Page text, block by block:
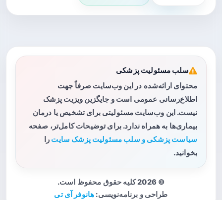
سلب مسئولیت پزشکی
محتوای ارائه‌شده در این وب‌سایت صرفاً جهت
اطلاع‌رسانی عمومی است و جایگزین ویزیت پزشک
نیست. این وب‌سایت مسئولیتی برای تشخیص یا درمان
بیماری‌ها به همراه ندارد. برای توضیحات کامل‌تر، صفحه
سیاست پزشکی و سلب مسئولیت پزشک سایت را
بخوانید.
© 2026 کلیه حقوق محفوظ است.
طراحی و برنامه‌نویسی: هانوفر آی تی